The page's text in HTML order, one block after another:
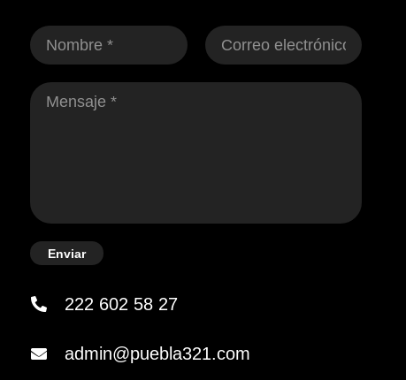
Enviar
222 602 58 27
admin@puebla321.com